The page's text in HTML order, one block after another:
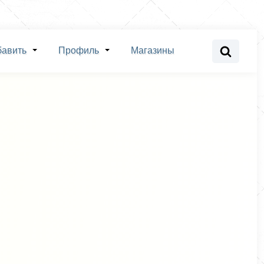
Профиль Магазины